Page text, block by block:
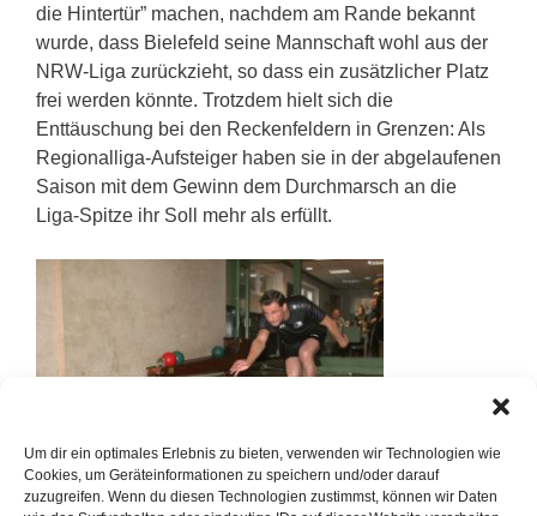
Um dir ein optimales Erlebnis zu bieten, verwenden wir Technologien wie
Cookies, um Geräteinformationen zu speichern und/oder darauf
zuzugreifen. Wenn du diesen Technologien zustimmst, können wir Daten
die Hintertür” machen, nachdem am Rande bekannt
wurde, dass Bielefeld seine Mannschaft wohl aus der
NRW-Liga zurückzieht, so dass ein zusätzlicher Platz
frei werden könnte. Trotzdem hielt sich die
Enttäuschung bei den Reckenfeldern in Grenzen: Als
Regionalliga-Aufsteiger haben sie in der abgelaufenen
Saison mit dem Gewinn dem Durchmarsch an die
Liga-Spitze ihr Soll mehr als erfüllt.